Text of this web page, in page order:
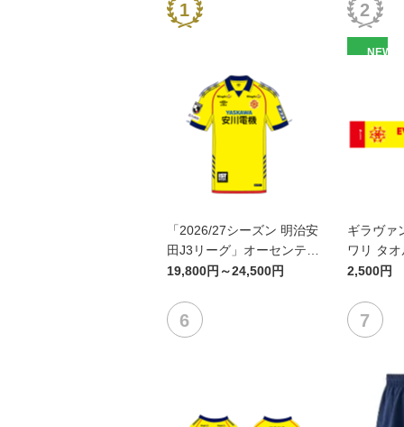
「2026/27シーズン 明治安
田J3リーグ」オーセンティ
ックユニフォームFP1st
19,800円～24,500円
NEW
ギラヴ
ワリ タ
2,500円